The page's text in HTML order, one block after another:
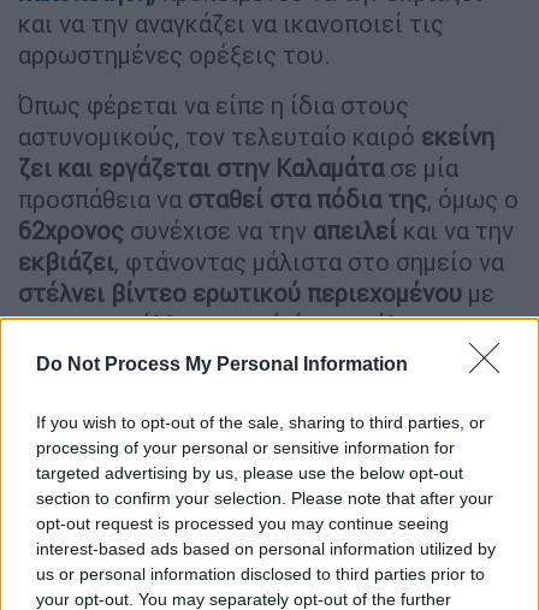
Do Not Process My Personal Information
If you wish to opt-out of the sale, sharing to third parties, or
processing of your personal or sensitive information for
targeted advertising by us, please use the below opt-out
section to confirm your selection. Please note that after your
opt-out request is processed you may continue seeing
interest-based ads based on personal information utilized by
us or personal information disclosed to third parties prior to
your opt-out. You may separately opt-out of the further
και να την αναγκάζει να ικανοποιεί τις
αρρωστημένες ορέξεις του.
Όπως φέρεται να είπε η ίδια στους
αστυνομικούς, τον τελευταίο καιρό εκείνη
ζει και εργάζεται στην Καλαμάτασε μία
προσπάθεια να σταθεί στα πόδια της, όμως ο
62χρονος συνέχισε να την απειλεί και να την
εκβιάζει, φτάνοντας μάλιστα στο σημείο να
στέλνει βίντεο ερωτικού περιεχομένου με
την καταγγέλλουσα ενώ ήταν ανήλικη σε
μικρότερη αδελφήτης, απαιτώντας από την
έναντιχρηματικού ανταλλάγματος.
Ακόμα και οι αστυνομικοί που απευθύνθηκε η
22χρονη λύγισαν από τις φρικιαστικές
λεπτομέρειες, καθώς ο 62χρονος φέρεται να
κακοποιούσε σεξουαλικά όχι μόνο την ίδια,
αλλάκαι τις δύο μικρότερες αδελφές της